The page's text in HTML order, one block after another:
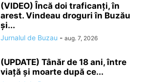
(VIDEO) Încă doi traficanți, în
arest. Vindeau droguri în Buzău
și...
Jurnalul de Buzau - aug. 7, 2026
(UPDATE) Tânăr de 18 ani, între
viață și moarte după ce...